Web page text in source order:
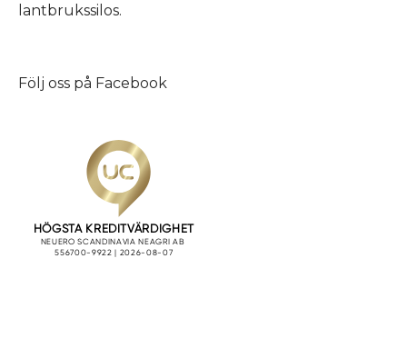
lantbrukssilos.
Följ oss på Facebook